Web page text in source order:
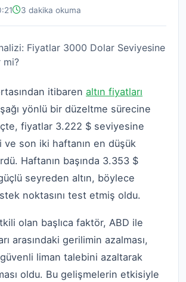
3 dakika okuma
itibaren altın fiyatları
yönlü bir düzeltme sürecine
fiyatlar 3.222 $ seviyesine
ve son iki haftanın en düşük
Haftanın başında 3.353 $
seyreden altın, böylece
noktasını test etmiş oldu.
olan başlıca faktör, ABD ile
arasındaki gerilimin azalması,
güvenli liman talebini azaltarak
oldu. Bu gelişmelerin etkisiyle